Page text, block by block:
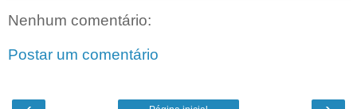
Nenhum comentário:
Postar um comentário